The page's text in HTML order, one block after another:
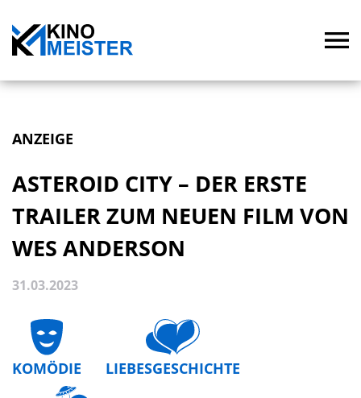
ANZEIGE
ASTEROID CITY – DER ERSTE
TRAILER ZUM NEUEN FILM VON
WES ANDERSON
31.03.2023
KOMÖDIE LIEBESGESCHICHTE